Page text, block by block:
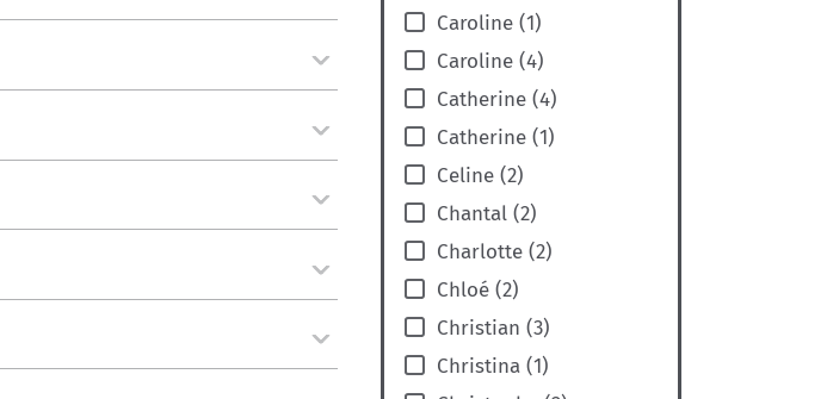
Caroline (1)
Caroline (4)
Catherine (4)
Catherine (1)
Celine (2)
Chantal (2)
Charlotte (2)
Chloé (2)
Christian (3)
Christina (1)